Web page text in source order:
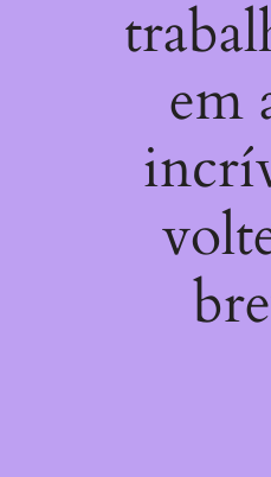
em